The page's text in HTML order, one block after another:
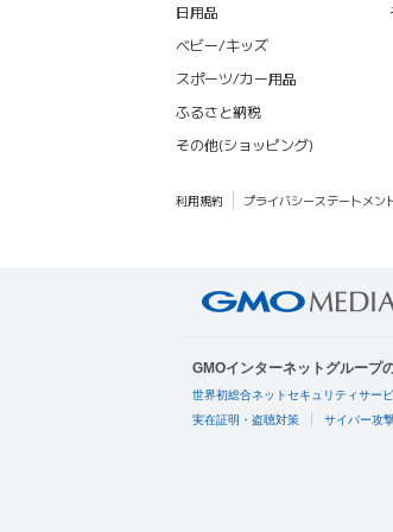
日用品
ベビー/キッズ
スポーツ/カー用品
ふるさと納税
その他(ショッピング)
利用規約 プライバシーステートメン
GMOインターネットグループ
世界初総合ネットセキュリティサー
実在証明・盗聴対策 サイバー攻